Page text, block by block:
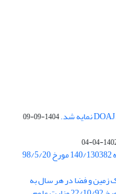
1404-09-09
1402-
نشریه فیزیک زمین و فضا در هر سال به